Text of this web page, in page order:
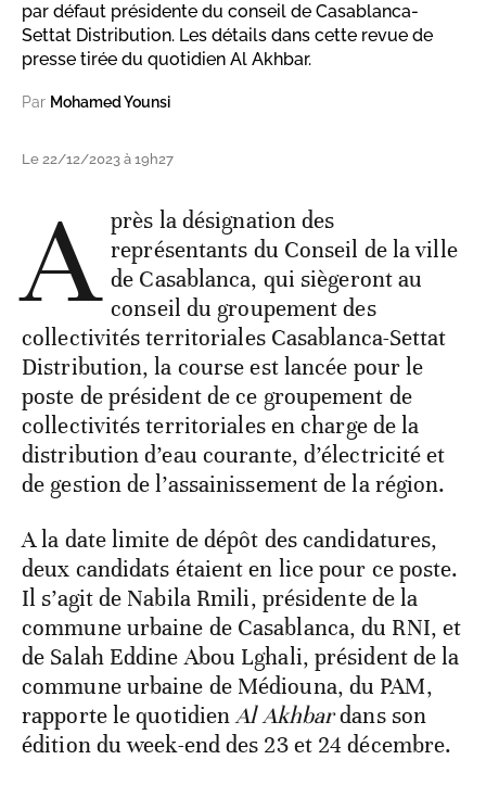
par défaut présidente du conseil de Casablanca-
Settat Distribution. Les détails dans cette revue de
presse tirée du quotidien Al Akhbar.
Par Mohamed Younsi
Le 22/12/2023 à 19h27
A près la désignation des
représentants du Conseil de la ville
de Casablanca, qui siègeront au
conseil du groupement des
collectivités territoriales Casablanca-Settat
Distribution, la course est lancée pour le
poste de président de ce groupement de
collectivités territoriales en charge de la
distribution d’eau courante, d’électricité et
de gestion de l’assainissement de la région.
A la date limite de dépôt des candidatures,
deux candidats étaient en lice pour ce poste.
Il s’agit de Nabila Rmili, présidente de la
commune urbaine de Casablanca, du RNI, et
de Salah Eddine Abou Lghali, président de la
commune urbaine de Médiouna, du PAM,
rapporte le quotidienAl Akhbardans son
édition du week-end des 23 et 24 décembre.